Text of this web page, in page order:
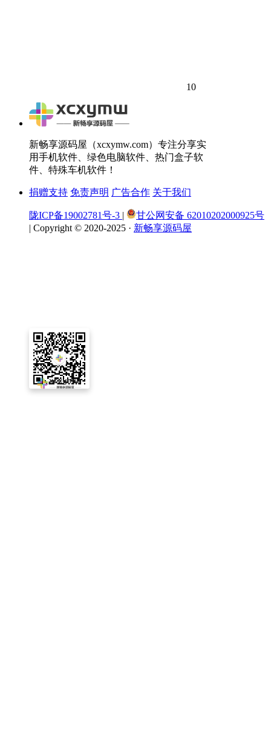
10
新畅享源码屋（xcxymw.com）专注分享实
用手机软件、绿色电脑软件、热门盒子软
件、特殊车机软件！
捐赠支持 免责声明 广告合作 关于我们
陇ICP备19002781号-3 |
甘公网安备 62010202000925号
| Copyright © 2020-2025 · 新畅享源码屋